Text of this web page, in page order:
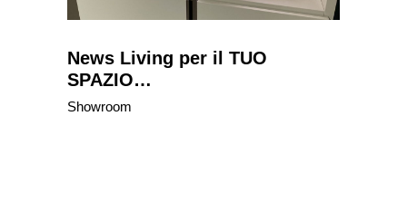
News Living per il TUO
SPAZIO…
Showroom